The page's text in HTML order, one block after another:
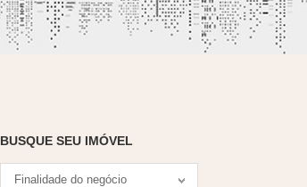
BUSQUE SEU IMÓVEL
Tipo negociação
Finalidade do negócio